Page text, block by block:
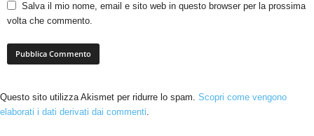
Salva il mio nome, email e sito web in questo browser per la prossima
volta che commento.
Questo sito utilizza Akismet per ridurre lo spam. Scopri come vengono
elaborati i dati derivati dai commenti.